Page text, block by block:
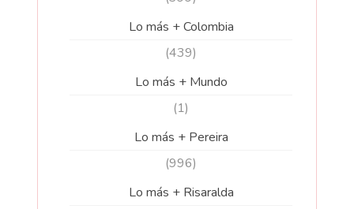
Lo más + Colombia
(439)
Lo más + Mundo
(1)
Lo más + Pereira
(996)
Lo más + Risaralda